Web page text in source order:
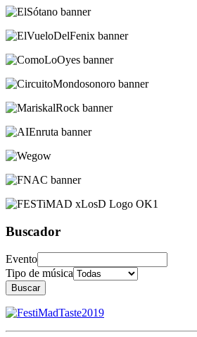
Buscador
Evento
Tipo de música
Buscar